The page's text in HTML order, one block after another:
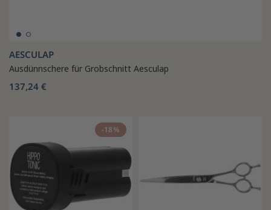
AESCULAP
Ausdünnschere für Grobschnitt Aesculap
137,24 €
-18%